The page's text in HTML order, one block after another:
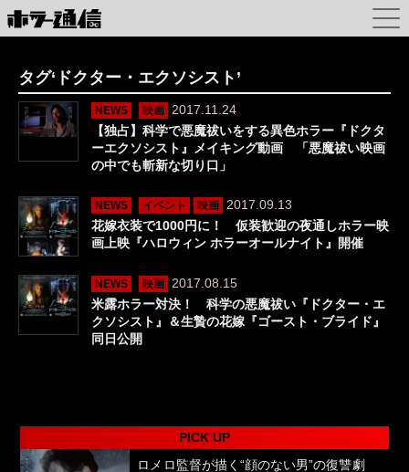
タグ‘ドクター・エクソシスト’
NEWS 映画
2017.11.24
【独占】科学で悪魔祓いをする異色ホラー『ドクタ
ーエクソシスト』メイキング動画 「悪魔祓い映画
の中でも斬新な切り口」
NEWS イベント 映画
2017.09.13
花嫁衣装で1000円に！ 仮装歓迎の夜通しホラー映
画上映『ハロウィン ホラーオールナイト』開催
NEWS 映画
2017.08.15
米露ホラー対決！ 科学の悪魔祓い『ドクター・エ
クソシスト』＆生贄の花嫁『ゴースト・ブライド』
同日公開
PICK UP
ロメロ監督が描く“顔のない男”の復讐劇